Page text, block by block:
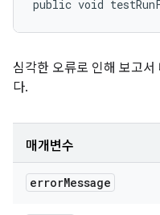
public void
심각한 오류로 인해 보고서
다.
매개변수
errorMessage